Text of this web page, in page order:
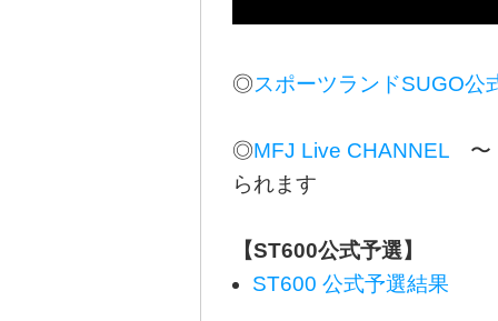
◎スポーツランドSUGO公
◎MFJ Live CHANNEL 〜
られます
【ST600公式予選】
ST600 公式予選結果